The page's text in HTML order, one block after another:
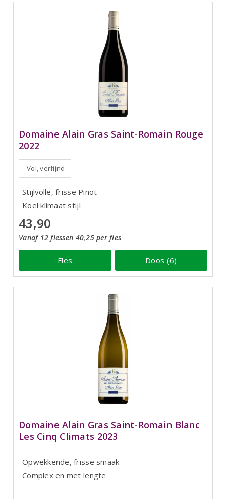
Domaine Alain Gras Saint-Romain Rouge
2022
Vol, verfijnd
Stijlvolle, frisse Pinot
Koel klimaat stijl
43,90
Vanaf 12 flessen 40,25 per fles
Fles Doos (6)
Domaine Alain Gras Saint-Romain Blanc
Les Cinq Climats 2023
Opwekkende, frisse smaak
Complex en met lengte